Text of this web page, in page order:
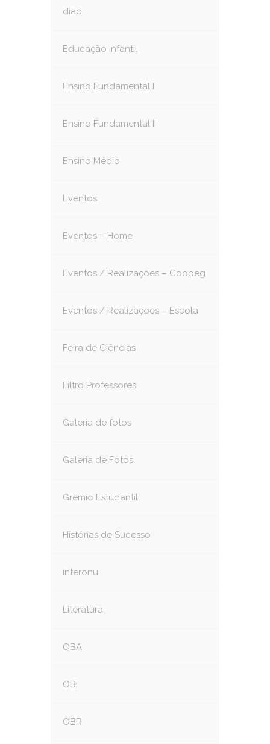
diac
Educação Infantil
Ensino Fundamental I
Ensino Fundamental II
Ensino Médio
Eventos
Eventos – Home
Eventos / Realizações – Coopeg
Eventos / Realizações – Escola
Feira de Ciências
Filtro Professores
Galeria de fotos
Galeria de Fotos
Grêmio Estudantil
Histórias de Sucesso
interonu
Literatura
OBA
OBI
OBR